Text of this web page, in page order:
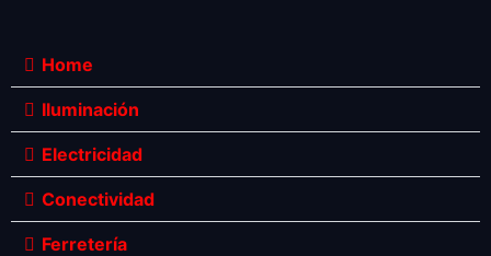
Home
Iluminación
Electricidad
Conectividad
Ferretería